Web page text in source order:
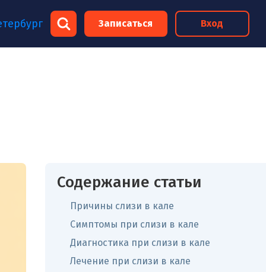
Записаться Вход
Содержание статьи
Причины слизи в кале
Симптомы при слизи в кале
Диагностика при слизи в кале
Лечение при слизи в кале
×